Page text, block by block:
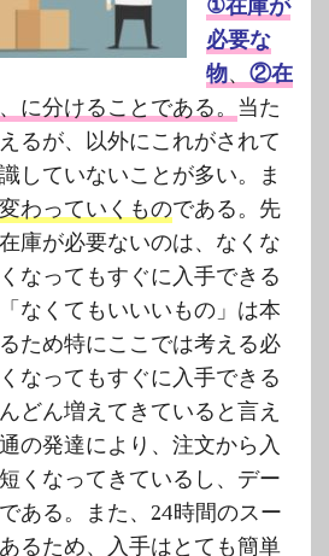
①在庫が
必要な
物、 ②在
、に分けることである。 当た
るが、以外にこれがされて
していないことが多い。ま
わっていくものである。先
庫が必要ないのは、なくな
なってもすぐに入手できる
なくてもいいいもの」は本
ため特にここでは考える必
なってもすぐに入手できる
どん増えてきていると言え
の発達により、注文から入
くなってきているし、デー
ある。また、24時間のスー
るため、入手はとても簡単